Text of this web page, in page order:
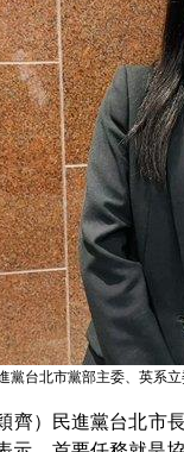
黨台北市黨部主委、英系
民進黨台北市長